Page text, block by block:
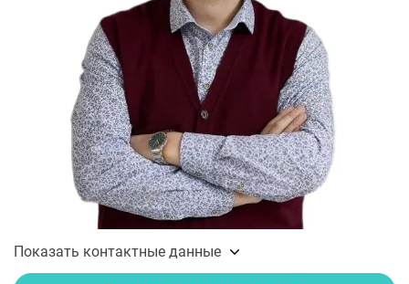
Показать контактные данные